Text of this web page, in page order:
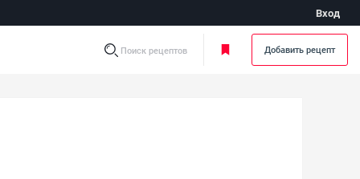
Вход
Поиск рецептов Добавить рецепт